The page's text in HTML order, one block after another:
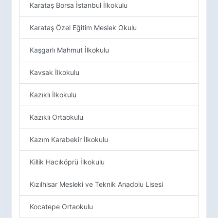
Karataş Borsa İstanbul İlkokulu
Karataş Özel Eğitim Meslek Okulu
Kaşgarlı Mahmut İlkokulu
Kavsak İlkokulu
Kazıklı İlkokulu
Kazıklı Ortaokulu
Kazım Karabekir İlkokulu
Killik Hacıköprü İlkokulu
Kızılhisar Mesleki ve Teknik Anadolu Lisesi
Kocatepe Ortaokulu